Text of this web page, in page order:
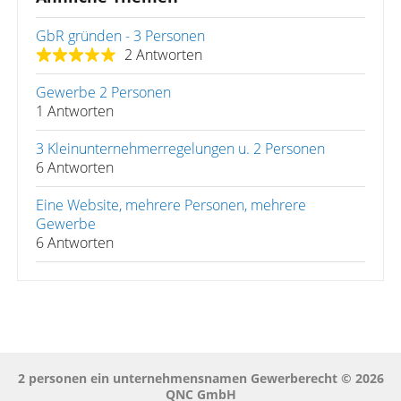
GbR gründen - 3 Personen
2 Antworten
Gewerbe 2 Personen
1 Antworten
3 Kleinunternehmerregelungen u. 2 Personen
6 Antworten
Eine Website, mehrere Personen, mehrere
Gewerbe
6 Antworten
2 personen ein unternehmensnamen Gewerberecht © 2026
QNC GmbH